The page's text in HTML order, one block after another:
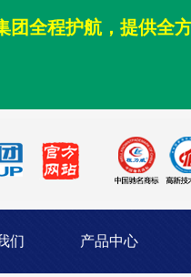
团全程护航，提供全
们 产品中心